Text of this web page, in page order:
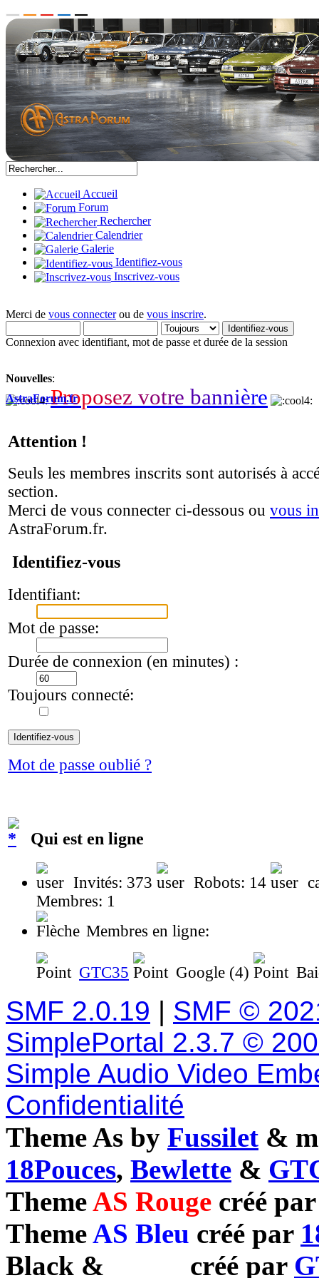
Accueil
Forum
Rechercher
Calendrier
Galerie
Identifiez-vous
Inscrivez-vous
Merci de vous connecterou de vous inscrire.
Connexion avec identifiant, mot de passe et durée de la session
Nouvelles:
Proposez votre bannière
AstraForum.fr
Attention !
Seuls les membres inscrits sont autorisés à
section.
Merci de vous connecter ci-dessous ou vous
AstraForum.fr.
Identifiez-vous
Identifiant:
Mot de passe:
Durée de connexion (en minutes) :
Toujours connecté:
Mot de passe oublié ?
Qui est en ligne
Invités: 373 Robots: 14
Membres: 1
Membres en ligne:
GTC35 Google (4)
SMF 2.0.19 | SMF ©
SimplePortal 2.3.7 ©
Simple Audio Video
Confidentialité
Theme As by Fussilet &
18Pouces, Bewlette &
ThemeAS Rouge créé
ThemeAS Bleu créé par
Black & créé par